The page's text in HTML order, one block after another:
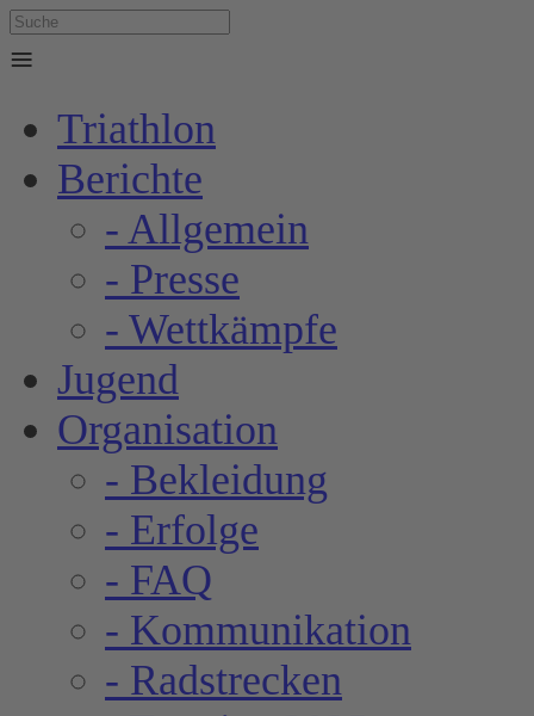
≡
Triathlon
Berichte
- Allgemein
- Presse
- Wettkämpfe
Jugend
Organisation
- Bekleidung
- Erfolge
- FAQ
- Kommunikation
- Radstrecken